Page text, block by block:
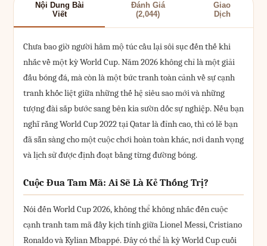
Nội Dung Bài
Viết
Đánh Giá
(2,044)
Giao
Dịch
Chưa bao giờ người hâm mộ túc cầu lại sôi sục đến thế khi
nhắc về một kỳ World Cup. Năm 2026 không chỉ là một giải
đấu bóng đá, mà còn là một bức tranh toàn cảnh về sự cạnh
tranh khốc liệt giữa những thế hệ siêu sao mới và những
tượng đài sắp bước sang bên kia sườn dốc sự nghiệp. Nếu bạn
nghĩ rằng World Cup 2022 tại Qatar là đỉnh cao, thì có lẽ bạn
đã sẵn sàng cho một cuộc chơi hoàn toàn khác, nơi danh vọng
và lịch sử được định đoạt bằng từng đường bóng.
Cuộc Đua Tam Mã: Ai Sẽ Là Kẻ Thống Trị?
Nói đến World Cup 2026, không thể không nhắc đến cuộc
cạnh tranh tam mã đầy kịch tính giữa Lionel Messi, Cristiano
Ronaldo và Kylian Mbappé. Đây có thể là kỳ World Cup cuối